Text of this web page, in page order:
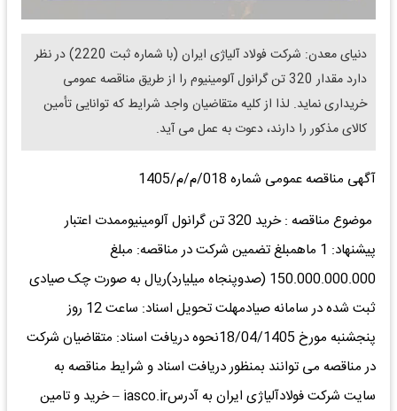
دنیای معدن: شرکت فولاد آلیاژی ایران (با شماره ثبت 2220) در نظر
دارد مقدار 320 تن گرانول آلومینیوم را از طریق مناقصه عمومی
خریداری نماید. لذا از کلیه متقاضیان واجد شرایط که توانایی تأمین
کالای مذکور را دارند، دعوت به عمل می آید.
آگهی مناقصه عمومی شماره 018/م/م/1405
موضوع مناقصه : خرید 320 تن گرانول آلومینیوممدت اعتبار
پیشنهاد: 1 ماهمبلغ تضمین شرکت در مناقصه: مبلغ
150.000.000.000 (صدوپنجاه میلیارد)ریال به صورت چک صیادی
ثبت شده در سامانه صیادمهلت تحویل اسناد: ساعت 12 روز
پنجشنبه مورخ 18/04/1405نحوه دریافت اسناد: متقاضیان شرکت
در مناقصه می توانند بمنظور دریافت اسناد و شرایط مناقصه به
سایت شرکت فولادآلیاژی ایران به آدرسiasco.ir – خرید و تامین